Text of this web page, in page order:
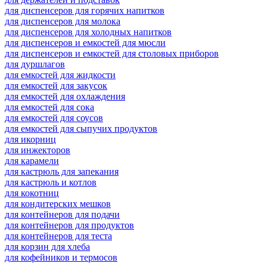
для диспенсеров для горячих напитков
для диспенсеров для молока
для диспенсеров для холодных напитков
для диспенсеров и емкостей для мюсли
для диспенсеров и емкостей для столовых приборов
для дуршлагов
для емкостей для жидкости
для емкостей для закусок
для емкостей для охлаждения
для емкостей для сока
для емкостей для соусов
для емкостей для сыпучих продуктов
для икорниц
для инжекторов
для карамели
для кастрюль для запекания
для кастрюль и котлов
для кокотниц
для кондитерских мешков
для контейнеров для подачи
для контейнеров для продуктов
для контейнеров для теста
для корзин для хлеба
для кофейников и термосов